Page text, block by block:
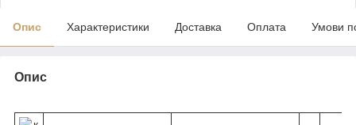
Опис Характеристики Доставка Оплата Умови
Опис